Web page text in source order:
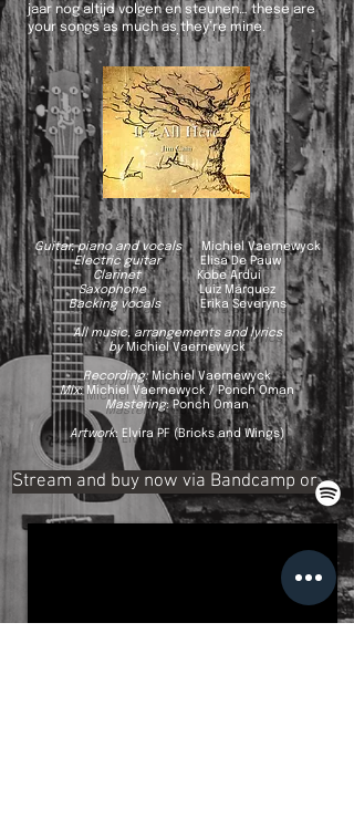
jaar nog altijd volgen en steunen… these are
your songs as much as they’re mine.
.
Guitar, piano and vocalsMichiel Vaernewyck
Electric guitarElisa De Pauw
ClarinetKobe Ardui
SaxophoneLuiz Márquez
Backing vocals Erika Severyns
All music, arrangements and lyrics
byMichiel Vaernewyck
Recording:Michiel Vaernewyck
Mix: Michiel Vaernewyck / Ponch Oman
Mastering: Ponch Oman
Artwork: Elvira PF (Bricks and Wings)
Stream and buy now via Bandcamp or